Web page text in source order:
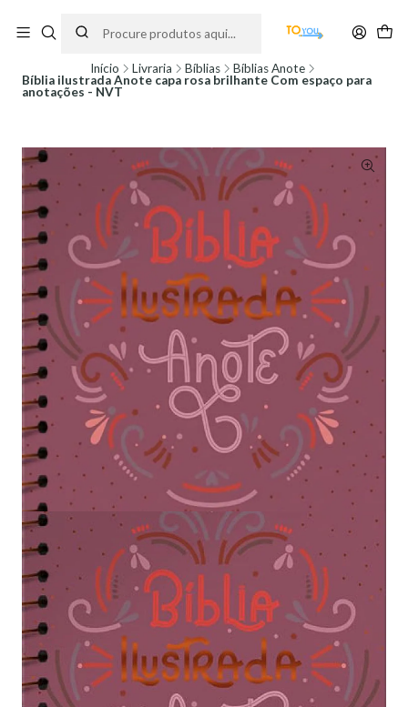
partir do dia 11 de Agosto, às 10H.
Início Livraria Bíblias
Bíblias Anote
Bíblia ilustrada Anote capa rosa brilhante Com espaço para
anotações - NVT